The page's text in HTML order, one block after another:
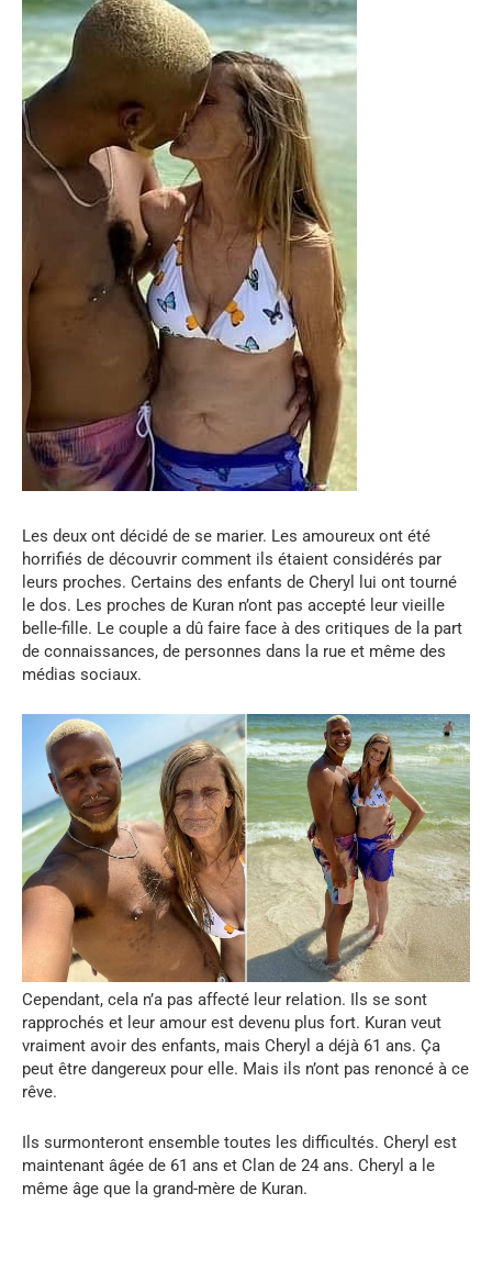
Les deux ont décidé de se marier. Les amoureux ont été
horrifiés de découvrir comment ils étaient considérés par
leurs proches. Certains des enfants de Cheryl lui ont tourné
le dos. Les proches de Kuran n’ont pas accepté leur vieille
belle-fille. Le couple a dû faire face à des critiques de la part
de connaissances, de personnes dans la rue et même des
médias sociaux.
Cependant, cela n’a pas affecté leur relation. Ils se sont
rapprochés et leur amour est devenu plus fort. Kuran veut
vraiment avoir des enfants, mais Cheryl a déjà 61 ans. Ça
peut être dangereux pour elle. Mais ils n’ont pas renoncé à ce
rêve.
Ils surmonteront ensemble toutes les difficultés. Cheryl est
maintenant âgée de 61 ans et Clan de 24 ans. Cheryl a le
même âge que la grand-mère de Kuran.